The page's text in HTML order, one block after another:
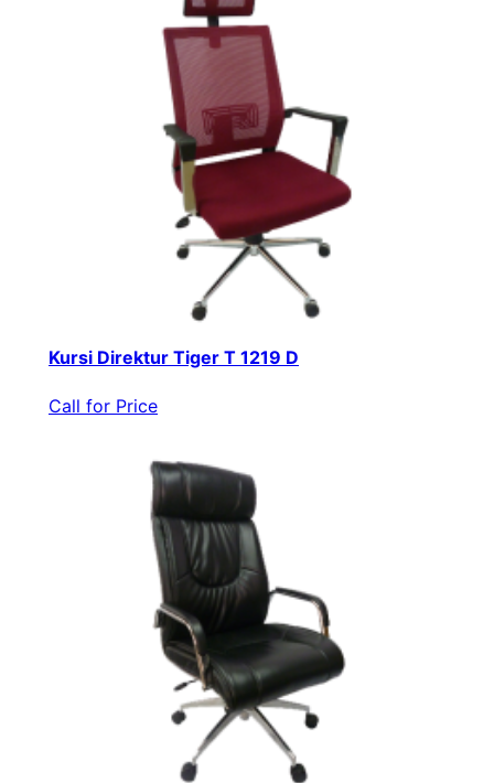
Kursi Direktur Tiger T 1219 D
Call for Price